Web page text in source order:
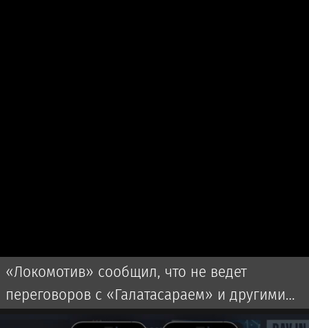
«Локомотив» сообщил, что не ведет
переговоров с «Галатасараем» и другими
клубами по трансферу Батракова